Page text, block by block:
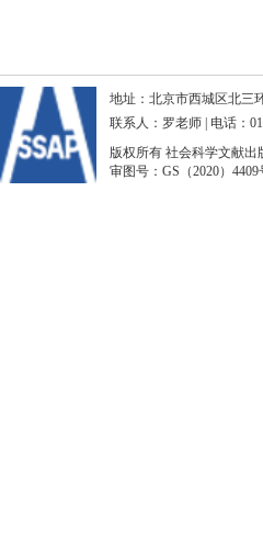
地址：北京市西城区北三
联系人：罗老师 | 电话：
版权所有 社会科学文献出
审图号：GS（2020）4409